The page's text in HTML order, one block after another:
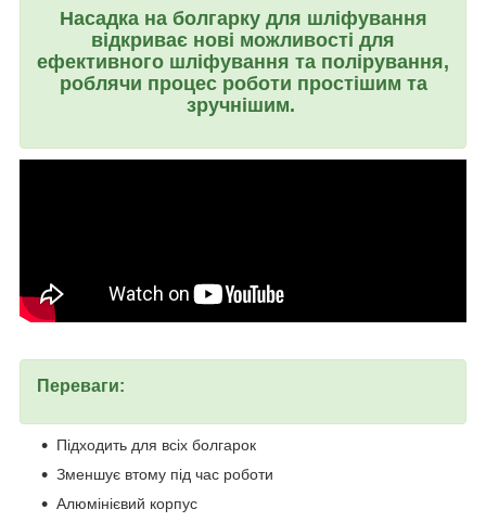
Насадка на болгарку для шліфування
відкриває нові можливості для
ефективного шліфування та полірування,
роблячи процес роботи простішим та
зручнішим.
Переваги:
Підходить для всіх болгарок
Зменшує втому під час роботи
Алюмінієвий корпус